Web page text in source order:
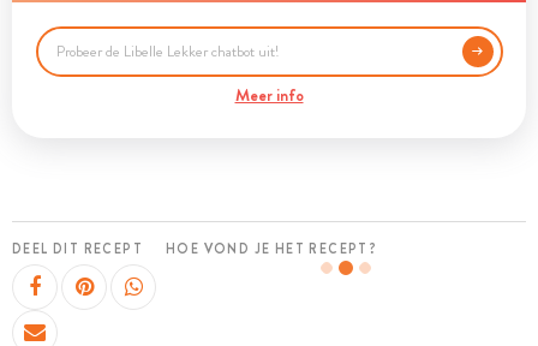
Meer info
DEEL DIT RECEPT HOE VOND JE HET RECEPT?